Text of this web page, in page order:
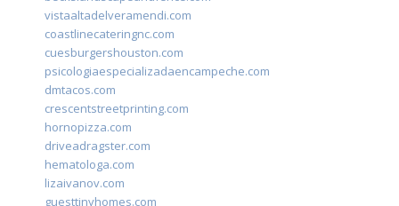
vistaaltadelveramendi.com
coastlinecateringnc.com
cuesburgershouston.com
psicologiaespecializadaencampeche.com
dmtacos.com
crescentstreetprinting.com
hornopizza.com
driveadragster.com
hematologa.com
lizaivanov.com
guesttinyhomes.com